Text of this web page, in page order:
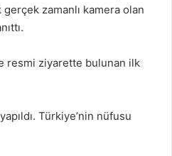
zamanlı kamera olan
resmi ziyarette bulunan ilk
Türkiye’nin nüfusu